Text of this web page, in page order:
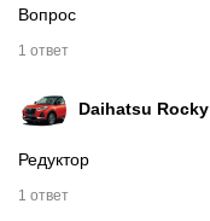
Вопрос
1 ответ
Daihatsu Rocky
Редуктор
1 ответ